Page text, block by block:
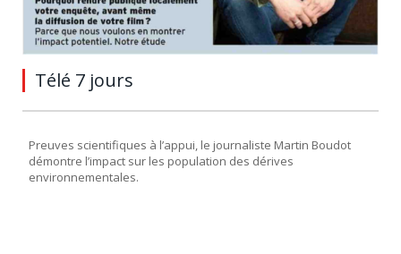
Télé 7 jours
Preuves scientifiques à l’appui, le journaliste Martin Boudot
démontre l’impact sur les population des dérives
environnementales.